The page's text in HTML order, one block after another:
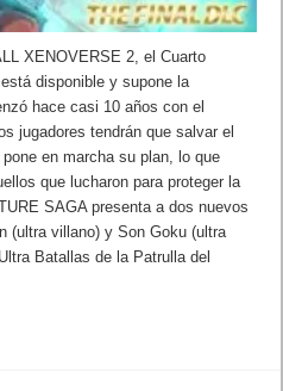
XENOVERSE 2, el Cuarto
disponible y supone la
hace casi 10 años con el
jugadores tendrán que salvar el
en marcha su plan, lo que
que lucharon para proteger la
SAGA presenta a dos nuevos
(ultra villano) y Son Goku (ultra
Batallas de la Patrulla del